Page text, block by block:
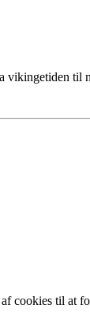
vikingetiden
cookies til at